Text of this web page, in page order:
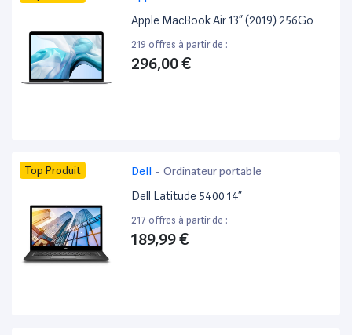
Apple MacBook Air 13” (2019) 256Go
219 offres à partir de :
296,00 €
Top Produit Dell - Ordinateur portable
Dell Latitude 5400 14”
217 offres à partir de :
189,99 €